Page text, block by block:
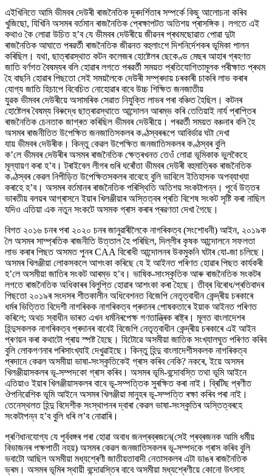
এইখিনিতে আমি ভীমবৰ দেউৰী ৰাজনৈতিক দূৰদৰ্শিতাৰ সম্পৰ্কে কিছু আলোচনা কৰিব
খুজিছো, যিখিনি অসমৰ বৰ্তমান ৰাজনৈতিক প্ৰেক্ষাপটত অতিশয় প্ৰাসঙ্গিক। লগতে এই
কথাও কৈ লোৱা উচিত হ’ব যে ভীমবৰ দেউৰীয়ে জীৱনৰ প্ৰথমছোৱাত পোৱা দুটা
ৰাজনৈতিক আঘাতে পৰৱৰ্তী ৰাজনৈতিক জীৱনত বহুলাংশে দিশনিৰ্দেশকৰ ভূমিকা পালন
কৰিছিল। যথা, ছাত্ৰাৱস্থাত কটন কলেজৰ হোষ্টেলৰ ছেকেণ্ড মেছৰ আহাৰ গ্ৰহণত
জাতি বৰ্ণগত বৈষম্যৰ বলি হোৱাৰ লগতে পৰৱৰ্তী সময়ত প্ৰতিযোগিতামূলক পৰীক্ষাত প্ৰথম
হৈ বাছনি হোৱাৰ পিছতো সেই সময়লৈকে দেউৰী সম্প্ৰদায় চৰকাৰী চাকৰি লাভ কৰাৰ
যোগ্য জাতি হিচাপে বিবেচিত নোহোৱাৰ বাবে উচ্চ শিক্ষিত জনজাতীয়
যুৱক ভীমবৰ দেউৰীয়ে অসামৰিক সেৱাত নিযুক্তি লাভৰ পৰা বঞ্চিত হৈছিল। কটনৰ
হোষ্টেলৰ বৈষম্য বিৰুদ্ধে ছাত্ৰাৱস্থাতে আন্দোলন আৰম্ভ কৰি তেতিয়াই নাৰ্য প্ৰাপ্তিৰ
ৰাজনৈতিক চেনতাক জাগ্ৰত কৰিছিল ভীমবৰ দেউৰীয়ে। পৰৱৰ্তী সময়ত বঞ্চনাৰ বলি হৈ
অসমৰ ৰাজনীতিত উপেক্ষিত জনজাতিসকলৰ কণ্ঠস্বৰৰূপে আবিৰ্ভাৱ ঘটা দেখা
যায় ভীমবৰ দেউৰীক। কিন্তু কেৱল উপেক্ষিত জনজাতিসকলৰ কণ্ঠস্বৰ বুলি
ক’লে ভীমবৰ দেউৰীৰ অসমৰ ৰাজনৈতিক ক্ষেত্ৰখনত তেওঁ লোৱা ভূমিকাক ভুলকৈহে
মূল্যায়ণ কৰা হ’ব। ট্ৰাইবেল লীগৰ গুৰি ধৰোঁতা ভীমবৰ দেউৰী বহুমাত্ৰিক ৰাজনৈতিক
কণ্ঠস্বৰ কেৱল নিপীড়িত উপেক্ষিতসকলৰ বাবেহে বুলি ভাবিলে ইতিহাসক অপব্যাখ্যা
কৰাহে হ’ব। অসমৰ বৰ্তমানৰ ৰাজনৈতিক পৰিস্থিতি অতিশয় সংকটাপন্ন। পূৰ্বে উত্তৰ
ভাৰতীয় বলয়ৰ আগ্ৰাসনে ইয়াৰ খিলঞ্জীয়াৰ অস্তিত্বৰ প্ৰতি বিশেষ সংকট সৃষ্টি কৰা নাছিল
যদিও এতিয়া এক নতুন সংকটে অসমক গ্ৰাস কৰাৰ প্ৰৱণতা দেখা গৈছে।
বিগত ২০১৬ চনৰ পৰা ২০২০ চনৰ জানুৱাৰীলৈকে নাগৰিকত্ব (সংশোধনী) আইন, ২০১৯ক
লৈ অসমৰ সাম্প্ৰতিক ৰাজনীতি উত্তাল হৈ পৰিছিল, দিল্লীৰ কৃষক আন্দোলনে সফলতা
লাভ কৰাৰ পিছত অসমত পুনৰ CAA বিৰোধী আন্দোলনৰ উকমুকনি ঘটাৰ যো-জা চলিছে।
অসমৰ খিলঞ্জীয়া লোকসকলে আশংকা কৰিছে যে ই আইনত পৰিণত হোৱাৰ পিছত কাৰ্যকৰী
হ’লে অসমীয়া জাতিৰ সংকট আৰম্ভ হ’ব। ভাষিক-সাংস্কৃতিক আৰু ৰাজনৈতিক সংকটৰ
লগতে ৰাজনৈতিক অধিকাৰৰ বিলুপ্তি হোৱাৰ আশংকা কৰা হৈছে। তীব্ৰ বিৰোধ/প্ৰতিবাদৰ
পিছতো ২০১৯ৰ সংদসৰ শীতকালীন অধিবেশনত বিজেপি নেতৃত্বাধীন কেন্দ্ৰীয় চৰকাৰে
ধৰ্মৰ ভিত্তিত বিদেশী নাগৰিকক নাগৰিকত্ব প্ৰদানৰ পোষকতাৰে ইয়াক আইনত পৰিণত
কৰিলে; অথচ স্বাধীন ভাৰত এখন ধৰ্মনিৰপেক্ষ গণতান্ত্ৰিক ৰাষ্ট্ৰ। মূলত বাংলাদেশৰ
হিন্দুসকলক নাগৰিকত্ব প্ৰদানৰ বাবেই বিজেপি নেতৃত্বাধীন কেন্দ্ৰীয় চৰকাৰে এই আইন
প্ৰণয়ন কৰা কথাটো প্ৰায় স্পষ্ট হৈছে। যিটোৱে অসমীয়া জাতিক সংখ্যালঘুত পৰিণত কৰিব
বুলি লোকগণনাৰ পৰিসাংখ্যাই দেখুৱাইছে। কিন্তু হিন্দু বাংলাদেশীসকলক নাগৰিকত্ব
প্ৰদানে কেৱল অসমীয়া ভাষা-সংস্কৃতিকেই গ্ৰাস কৰিব নেকি? নকৰে, ইয়ে অসমৰ
খিলঞ্জীয়াসকলৰ ভূ-সম্পদকো গ্ৰাস কৰিব। অসমৰ ভূমি-বন্দোবস্তি তথা ভূমি আইনে
এতিয়াও ইয়াৰ খিলঞ্জীয়াসকলৰ বাবে ভূ-সম্পত্তিক সুৰক্ষিত কৰা নাই। ব্ৰিটিছ প্ৰণীত
ঔপনিৱেশিক ভূমি আইনে অসমৰ খিলঞ্জীয়া মানুহৰ ভূ-সম্পত্তি ৰক্ষা কৰিব পৰা নাই।
তেনেস্থলত হিন্দু বিদেশীক সংস্থাপনৰ দ্বাৰা কেৱল ভাষা-সংস্কৃতিৰ অস্তিত্বৰহে
সংকটাপন্ন হ’ব বুলি ধৰি ল’ব নোৱাৰি।
প্ৰণিধানযোগ্য যে পূৰ্ববঙ্গৰ পৰা হোৱা অবাধ জনপ্ৰব্ৰজনে(সেই প্ৰব্ৰজনক আমি ধৰ্মীয়
বিভাজনৰ পক্ষপাতী নহয়) অসমৰ কেৱল জনজাতিসকলৰ ভূ-সম্পদকে গ্ৰাস কৰিব বুলি
ভবাটো আছিল অসমীয়া মধ্যশ্ৰেণী জাতীয়তাবাদী নেতাসকলৰ এটা ডাঙৰ ৰাজনৈতিক
ভ্ৰম। অসমৰ ভূমিৰ স্থায়ী বন্দোৱস্তিৰ বাবে অসমীয়া মধ্যশ্ৰেণীয়ে কোনো উৎসাহ